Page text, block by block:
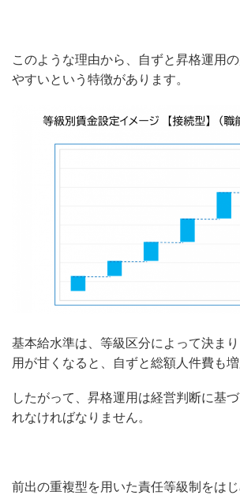
このような理由から、自ずと昇格運用
やすいという特徴があります。
基本給水準は、等級区分によって決ま
用が甘くなると、自ずと総額人件費も増
したがって、昇格運用は経営判断に基
れなければなりません。
前出の重複型を用いた責任等級制をは